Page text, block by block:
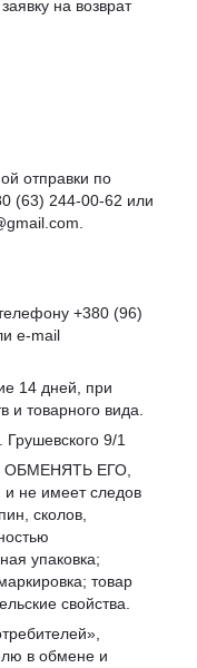
на возврат
отправки по
(63) 244-00-62 или
+380 (96)
e-mail
14 дней, при
и товарного вида.
9/1
ЕГО,
не имеет следов
сколов,
упаковка;
товар
свойства.
»,
в обмене и